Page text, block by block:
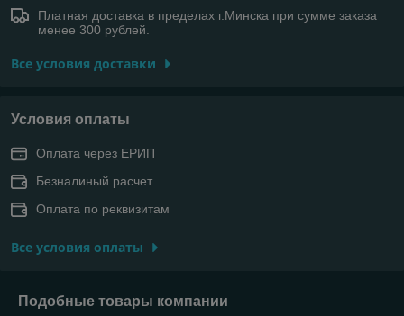
Платная доставка в пределах г.Минска при сумме заказа
менее 300 рублей.
Все условия доставки
Условия оплаты
Оплата через ЕРИП
Безналиный расчет
Оплата по реквизитам
Все условия оплаты
Подобные товары компании